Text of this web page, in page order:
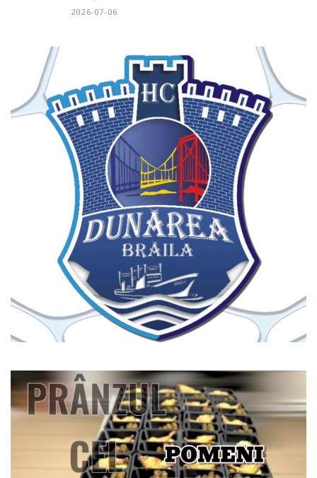
2026-07-06